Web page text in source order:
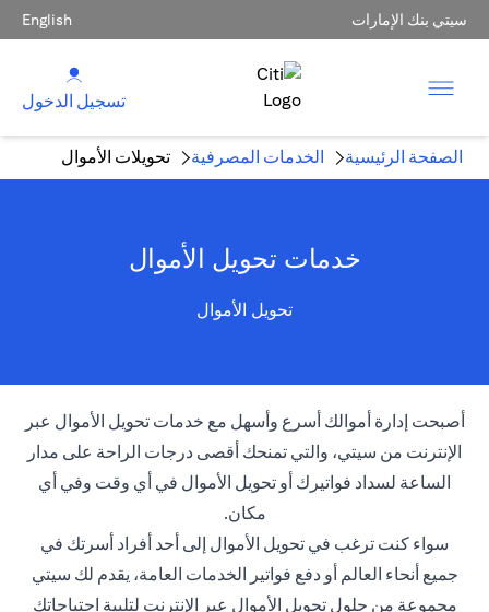
سيتي بنك الإمارات English
تسجيل الدخول
الصفحة الرئيسية الخدمات المصرفية تحويلات الأموال
خدمات تحويل الأموال
تحويل الأموال
أصبحت إدارة أموالك أسرع وأسهل مع خدمات تحويل الأموال عبر
الإنترنت من سيتي، والتي تمنحك أقصى درجات الراحة على مدار
الساعة لسداد فواتيرك أو تحويل الأموال في أي وقت وفي أي
مكان.
سواء كنت ترغب في تحويل الأموال إلى أحد أفراد أسرتك في
جميع أنحاء العالم أو دفع فواتير الخدمات العامة، يقدم لك سيتي
مجموعة من حلول تحويل الأموال عبر الإنترنت لتلبية احتياجاتك